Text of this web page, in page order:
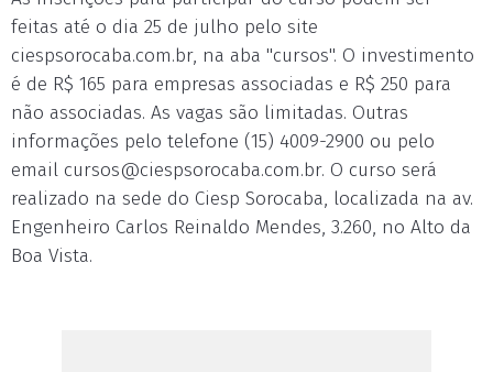
feitas até o dia 25 de julho pelo site
ciespsorocaba.com.br, na aba "cursos". O investimento
é de R$ 165 para empresas associadas e R$ 250 para
não associadas. As vagas são limitadas. Outras
informações pelo telefone (15) 4009-2900 ou pelo
email cursos@ciespsorocaba.com.br. O curso será
realizado na sede do Ciesp Sorocaba, localizada na av.
Engenheiro Carlos Reinaldo Mendes, 3.260, no Alto da
Boa Vista.